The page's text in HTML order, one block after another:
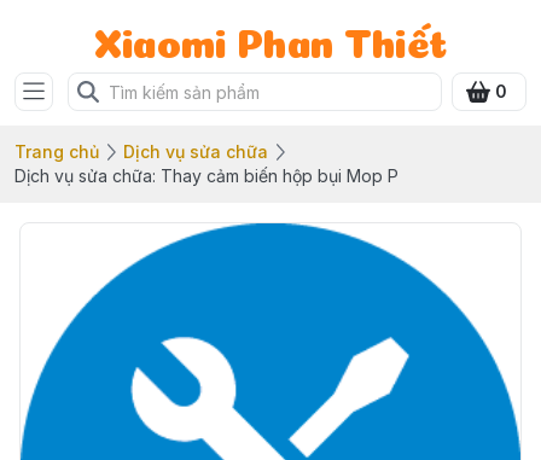
Xiaomi Phan Thiết
0
Trang chủ
Dịch vụ sửa chữa
Dịch vụ sửa chữa: Thay cảm biến hộp bụi Mop P